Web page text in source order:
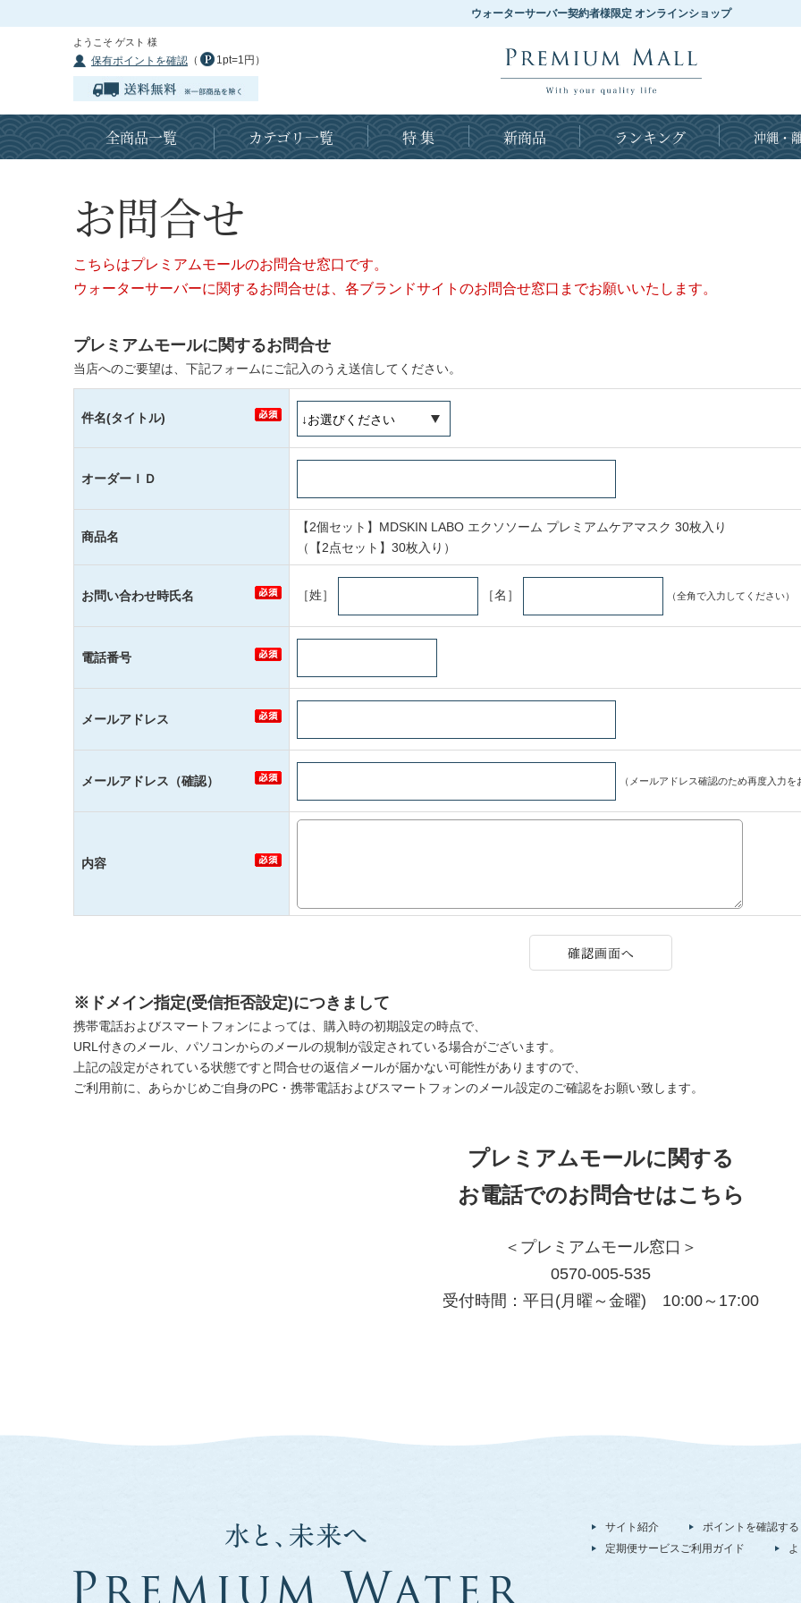
ウォーターサーバー契約者様限定 オンラインショップ
ようこそ ゲスト 様
保有ポイントを確認 （ 1pt=1円）
全商品一覧 カテゴリ一覧 特 集 新商品 ランキング 沖縄・
お問合せ
こちらはプレミアムモールのお問合せ窓口です。
ウォーターサーバーに関するお問合せは、各ブランドサイトのお問合せ窓口までお願いいたします。
プレミアムモールに関するお問合せ
当店へのご要望は、下記フォームにご記入のうえ送信してください。
件名(タイトル)
オーダーＩＤ
商品名
【2個セット】MDSKIN LABO エクソソーム プレミアムケアマスク 30枚入り
（【2点セット】30枚入り）
お問い合わせ時氏名 ［姓］ ［名］ （全角で入力してください）
電話番号
メールアドレス
メールアドレス（確認） （メールアドレス確認のため再度入力を
内容
※ドメイン指定(受信拒否設定)につきまして
携帯電話およびスマートフォンによっては、購入時の初期設定の時点で、
URL付きのメール、パソコンからのメールの規制が設定されている場合がございます。
上記の設定がされている状態ですと問合せの返信メールが届かない可能性がありますので、
ご利用前に、あらかじめご自身のPC・携帯電話およびスマートフォンのメール設定のご確認をお願い致します。
プレミアムモールに関する
お電話でのお問合せはこちら
＜プレミアムモール窓口＞
0570-005-535
受付時間：平日(月曜～金曜) 10:00～17:00
サイト紹介 ポイントを確認する
定期便サービスご利用ガイド